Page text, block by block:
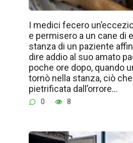
I medici fecero
e permisero a un cane di
stanza di un paziente
dire addio al suo amato
poche ore dopo, quando
tornò nella stanza, ciò
pietrificata dall’orrore…
0 8